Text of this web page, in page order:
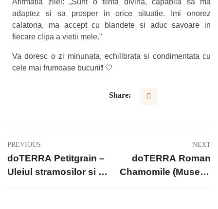
Afirmatia zilei: „Sunt o fiinta divina, capabila sa ma
adaptez si sa prosper in orice situatie. Imi onorez
calatoria, ma accept cu blandete si aduc savoare in
fiecare clipa a vietii mele.”
Va doresc o zi minunata, echilibrata si condimentata cu
cele mai frumoase bucurii❗️ 🤍
Share:
PREVIOUS
doTERRA Petitgrain –
Uleiul stramosilor si al
NEXT
doTERRA Roman
Chamomile (Musetel